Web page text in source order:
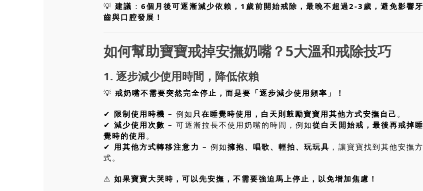
💡建議 ： 6個月後可逐漸減少依賴，1歲前開始戒除，最晚不超過2-3歲，避免影響牙
齒與口腔發展！
如何幫助寶寶戒掉安撫奶嘴？5大溫和戒除技巧
1. 逐步減少使用時間，降低依賴
💡 戒奶嘴不需要突然完全停止，而是要「逐步減少使用頻率」！
✔ 限制使用時機 – 例如 只在睡覺時使用，白天則鼓勵寶寶用其他方式安撫自己 。
✔減少使用次數 – 可逐漸拉長不使用奶嘴的時間，例如從白天開始戒，最後再戒掉睡
覺時的使用 。
✔ 用其他方式轉移注意力 – 例如擁抱、唱歌、輕拍、玩玩具 ，讓寶寶找到其他安撫方
式。
⚠ 如果寶寶大哭時，可以先安撫，不需要強迫馬上停止，以免增加焦慮！